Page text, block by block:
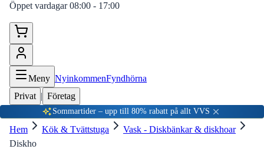
Öppet vardagar 08:00 - 17:00
Meny NyinkommenFyndhörna
Privat | Företag
Sommartider – upp till 80% rabatt på allt VVS
Hem Kök & Tvättstuga
Vask - Diskbänkar & diskhoar
Diskho